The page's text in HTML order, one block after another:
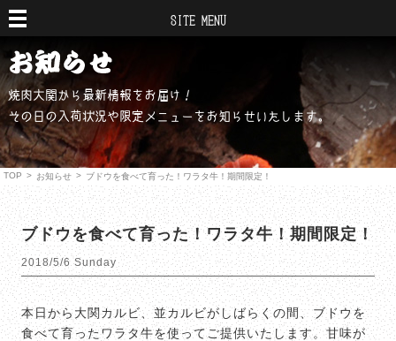
SITE MENU
焼肉大関から最新情報をお届け！
その日の入荷状況や限定メニューをお知らせいたします。
TOP > お知らせ > ブドウを食べて育った！ワラタ牛！期間限定！
ブドウを食べて育った！ワラタ牛！期間限定！
2018/5/6 Sunday
本日から大関カルビ、並カルビがしばらくの間、ブドウを
食べて育ったワラタ牛を使ってご提供いたします。甘味が